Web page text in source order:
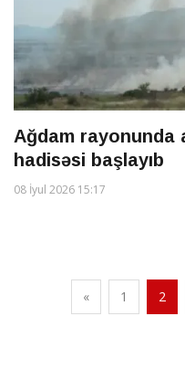
Ağdam rayonunda
hadisəsi başlayıb
08 İyul 2026 15:17
« 1 2